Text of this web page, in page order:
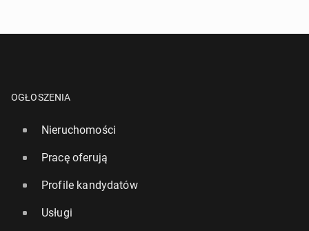
OGŁOSZENIA
Nieruchomości
Pracę oferują
Profile kandydatów
Usługi